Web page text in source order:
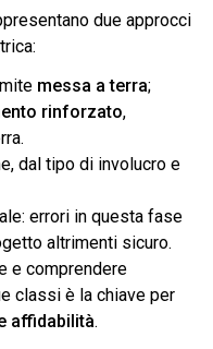
due approcci
messa a terra;
rinforzato,
dal tipo di involucro e
errori in questa fase
altrimenti sicuro.
e comprendere
classi è la chiave per
affidabilità.